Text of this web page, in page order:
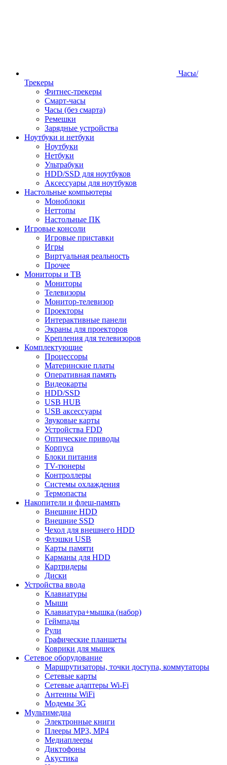
Часы/
Трекеры
Фитнес-трекеры
Смарт-часы
Часы (без смарта)
Ремешки
Зарядные устройства
Ноутбуки и нетбуки
Ноутбуки
Нетбуки
Ультрабуки
HDD/SSD для ноутбуков
Аксессуары для ноутбуков
Настольные компьютеры
Моноблоки
Неттопы
Настольные ПК
Игровые консоли
Игровые приставки
Игры
Виртуальная реальность
Прочее
Мониторы и ТВ
Мониторы
Телевизоры
Монитор-телевизор
Проекторы
Интерактивные панели
Экраны для проекторов
Крепления для телевизоров
Комплектующие
Процессоры
Материнские платы
Оперативная память
Видеокарты
HDD/SSD
USB HUB
USB аксессуары
Звуковые карты
Устройства FDD
Оптические приводы
Корпуса
Блоки питания
TV-тюнеры
Контроллеры
Системы охлаждения
Термопасты
Накопители и флеш-память
Внешние HDD
Внешние SSD
Чехол для внешнего HDD
Флэшки USB
Карты памяти
Карманы для HDD
Картридеры
Диски
Устройства ввода
Клавиатуры
Мыши
Клавиатура+мышка (набор)
Геймпады
Рули
Графические планшеты
Коврики для мышек
Сетевое оборудование
Маршрутизаторы, точки доступа, коммутаторы
Сетевые карты
Сетевые адаптеры Wi-Fi
Антенны WiFi
Модемы 3G
Мультимедиа
Электронные книги
Плееры MP3, MP4
Медиаплееры
Диктофоны
Акустика